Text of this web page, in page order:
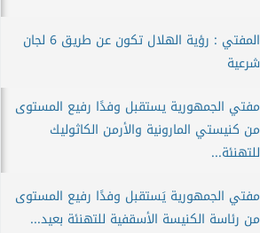
المفتي : رؤية الهلال تكون عن طريق 6 لجان
شرعية
مفتي الجمهورية يستقبل وفدًا رفيع المستوى
من كنيستي المارونية والأرمن الكاثوليك
للتهنئة...
مفتي الجمهورية يَستقبل وفدًا رفيع المستوى
من رئاسة الكنيسة الأسقفية للتهنئة بعيد...